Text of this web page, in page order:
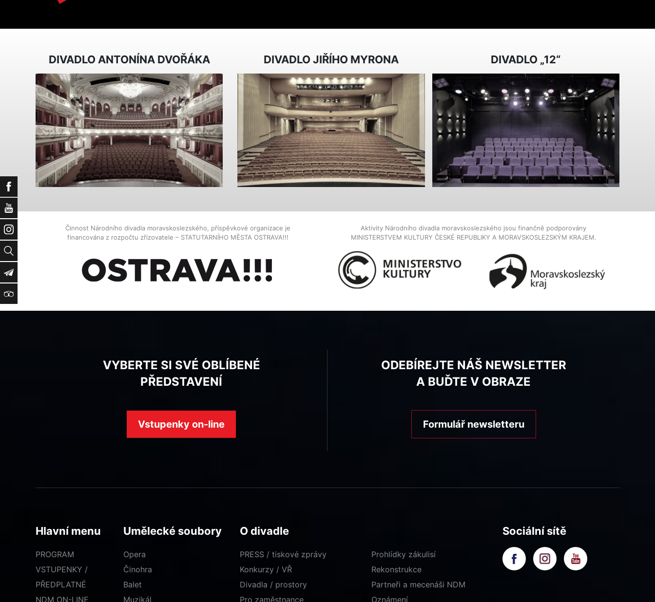
Facebook
YouTube
Instagram
Vyhledat
Newsletter
TripAdvisor
DIVADLO ANTONÍNA DVOŘÁKA DIVADLO JIŘÍHO MYRONA DIVADLO „12“
Činnost Národního divadla moravskoslezského, příspěvkové organizace je
financována z rozpočtu zřizovatele – STATUTARNÍHO MĚSTA OSTRAVA!!!
Aktivity Národního divadla moravskoslezského jsou finančně podporovány
MINISTERSTVEM KULTURY ČESKÉ REPUBLIKY A MORAVSKOSLEZSKÝM KRAJEM.
VYBERTE SI SVÉ OBLÍBENÉ
PŘEDSTAVENÍ
Vstupenky on-line
ODEBÍREJTE NÁŠ NEWSLETTER
A BUĎTE V OBRAZE
Formulář newsletteru
Hlavní menu
PROGRAM
VSTUPENKY /
PŘEDPLATNÉ
NDM ON-LINE
Umělecké soubory
Opera
Činohra
Balet
Muzikál
O divadle
PRESS / tiskové zprávy
Konkurzy / VŘ
Divadla / prostory
Prohlídky zákulisí
Rekonstrukce
Partneři a mecenáši NDM
Pro zaměstnance
Oznámení
Sociální sítě